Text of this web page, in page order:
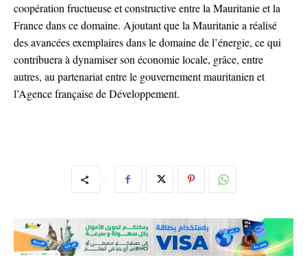
coopération fructueuse et constructive entre la Mauritanie et la
France dans ce domaine. Ajoutant que la Mauritanie a réalisé
des avancées exemplaires dans le domaine de l’énergie, ce qui
contribuera à dynamiser son économie locale, grâce, entre
autres, au partenariat entre le gouvernement mauritanien et
l’Agence française de Développement.